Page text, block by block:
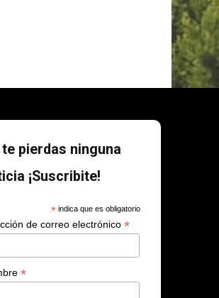
te pierdas ninguna
¡Suscribite!
*indica que es obligatorio
de correo electrónico*
*